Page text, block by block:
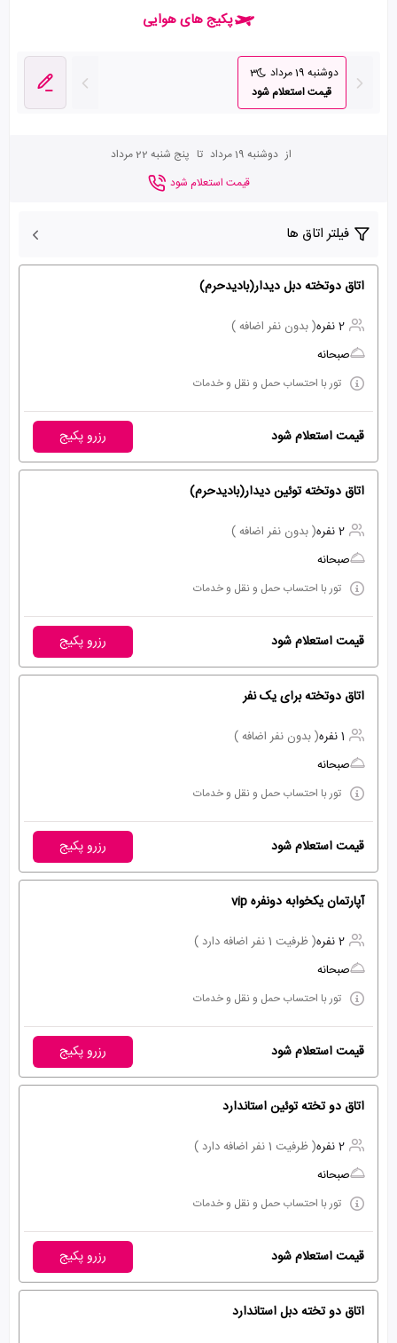
پکیج های هوایی
دوشنبه 19 مرداد
3
قیمت استعلام شود
از دوشنبه 19 مرداد تا پنج شنبه 22 مرداد
قیمت استعلام شود
فیلتر اتاق ها
اتاق دوتخته دبل دیدار(بادیدحرم)
2 نفره
( بدون نفر اضافه )
صبحانه
تور با احتساب حمل و نقل و خدمات
قیمت استعلام شود رزرو پکیج
اتاق دوتخته توئین دیدار(بادیدحرم)
2 نفره
( بدون نفر اضافه )
صبحانه
تور با احتساب حمل و نقل و خدمات
قیمت استعلام شود رزرو پکیج
اتاق دوتخته برای یک نفر
1 نفره
( بدون نفر اضافه )
صبحانه
تور با احتساب حمل و نقل و خدمات
قیمت استعلام شود رزرو پکیج
آپارتمان یکخوابه دونفره vip
2 نفره
( ظرفیت 1 نفر اضافه دارد )
صبحانه
تور با احتساب حمل و نقل و خدمات
قیمت استعلام شود رزرو پکیج
اتاق دو تخته توئین استاندارد
2 نفره
( ظرفیت 1 نفر اضافه دارد )
صبحانه
تور با احتساب حمل و نقل و خدمات
قیمت استعلام شود رزرو پکیج
اتاق دو تخته دبل استاندارد